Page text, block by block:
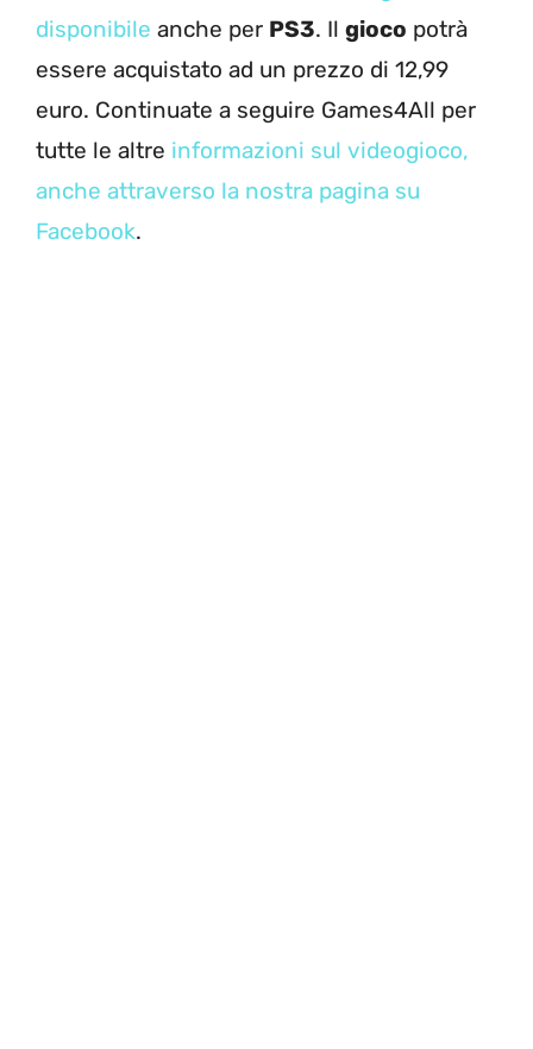
disponibile anche per PS3. Il gioco potrà
essere acquistato ad un prezzo di 12,99
euro. Continuate a seguire Games4All per
tutte le altre informazioni sul videogioco,
anche attraverso la nostra pagina su
Facebook.